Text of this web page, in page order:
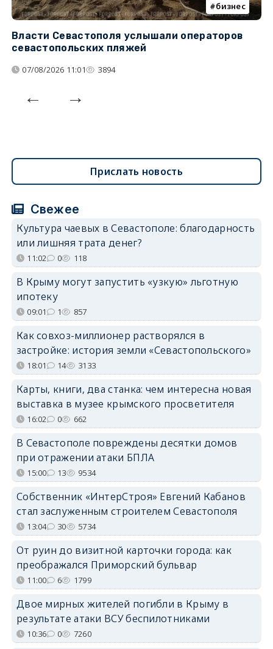
бизнес
Власти Севастополя услышали операторов
севастопольских пляжей
07/08/2026 11:01 3894
Прислать новость
Свежее
Культура чаевых в Севастополе: благодарность
или лишняя трата денег?
11:02 0 118
В Крыму могут запустить «узкую» льготную
ипотеку
09:01 1 857
Как совхоз-миллионер растворялся в
застройке: история земли «Севастопольского»
18:01 14 3133
Карты, книги, два станка: чем интересна новая
выставка в музее крымского просветителя
16:02 0 662
В Севастополе повреждены десятки домов
при отражении атаки БПЛА
15:00 13 9534
Собственник «ИнтерСтроя» Евгений Кабанов
стал заслуженным строителем Севастополя
13:04 30 5734
От руин до визитной карточки города: как
преображался Приморский бульвар
11:00 6 1799
Двое мирных жителей погибли в Крыму в
результате атаки ВСУ беспилотниками
10:36 0 7260